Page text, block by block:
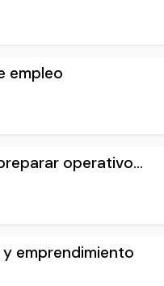
empleo
operativo...
emprendimiento